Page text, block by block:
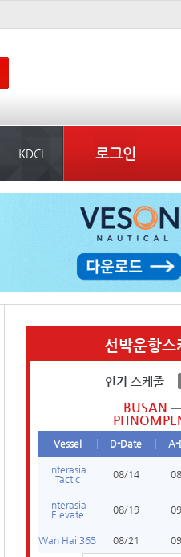
KDCI 로그인
선박운항스
인기 스케줄
BUSAN
Vessel D-Date A-
Interasia
Tactic
08/14
Interasia
Elevate
08/19
Wan Hai 365 08/21